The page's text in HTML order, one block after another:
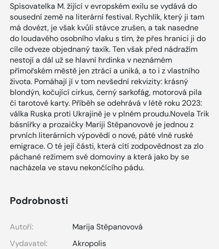
Spisovatelka M. žijící v evropském exilu se vydává do
sousední země na literární festival. Rychlík, který ji tam
má dovézt, je však kvůli stávce zrušen, a tak nasedne
do loudavého osobního vlaku s tím, že přes hranici ji do
cíle odveze objednaný taxík. Ten však před nádražím
nestojí a dál už se hlavní hrdinka v neznámém
přímořském městě jen ztrácí a uniká, a to i z vlastního
života. Pomáhají jí v tom nevšední rekvizity: krásný
blondýn, kočující cirkus, černý sarkofág, motorová pila
či tarotové karty. Příběh se odehrává v létě roku 2023:
válka Ruska proti Ukrajině je v plném proudu.Novela Trik
básnířky a prozaičky Mariji Stěpanovové je jednou z
prvních literárních výpovědí o nové, páté vlně ruské
emigrace. O té její části, která cítí zodpovědnost za zlo
páchané režimem své domoviny a která jako by se
nacházela ve stavu nekončícího pádu.
Podrobnosti
Autoři:
Marija Stěpanovová
Vydavatel:
Akropolis